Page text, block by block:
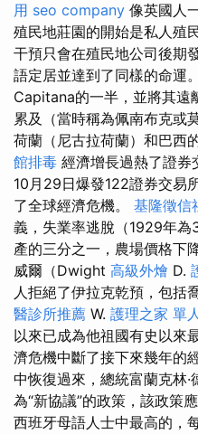
用 seo company 像英國人
殖民地莊園的開始是私人殖
干預只會在殖民地公司後期
語定居並達到了同樣的命運。
Capitana的一半，並將其遠
累及（當時稱為佩南布克或
荷蘭（尼古拉荷蘭）和巴西
館排毒 經濟增長過熱了證
10月29日爆發122證券交易
了全球經濟危機。 基隆徵信
義，失業率逃脫（1929年
產的三分之一，農場價格下
威爾（Dwight 高級外燴 D.
人拒絕了伊拉克乾預，包括
醫診所推薦 W. 護理之家 單
以來已成為他祖國有史以來
濟危機中斷了接下來幾年的
中恢復過來，總統富蘭克林·
為“新協議”的政策，該政策
西班牙母語人士中最高的，